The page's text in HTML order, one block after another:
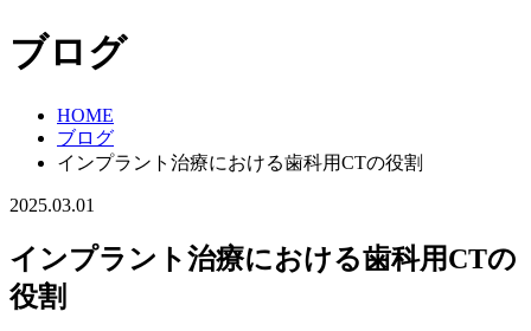
ブログ
HOME
ブログ
インプラント治療における歯科用CTの役割
2025.03.01
インプラント治療における歯科用CTの
役割